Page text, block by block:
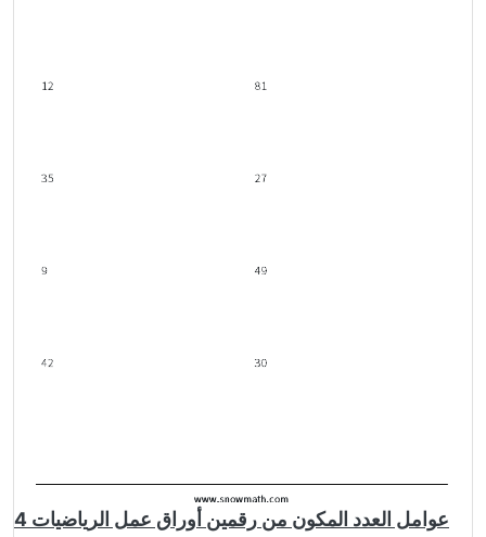
عوامل العدد المكون من رقمين أوراق عمل الرياضيات 4